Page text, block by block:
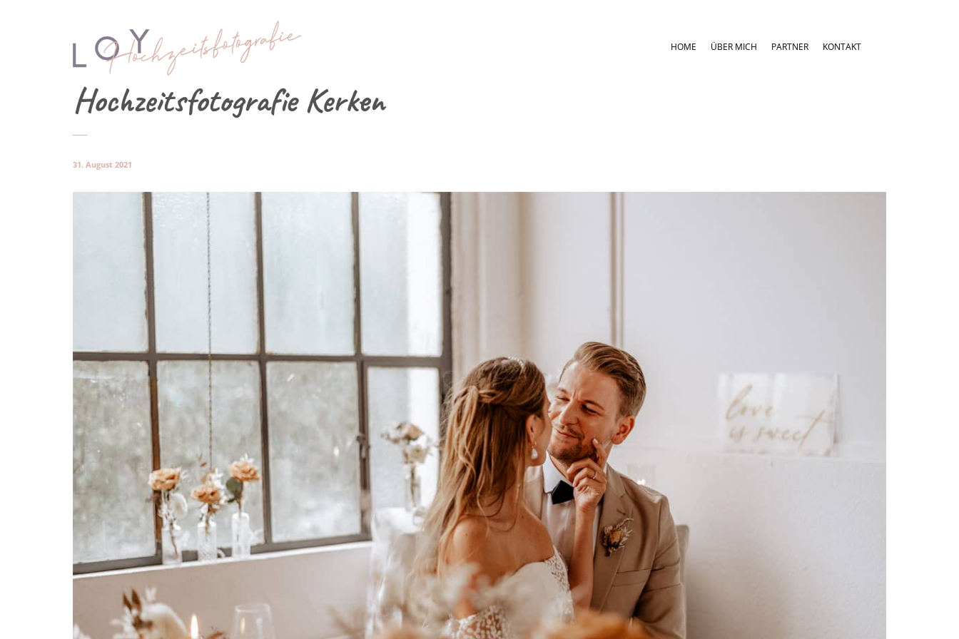
HOME ÜBER MICH PARTNER KONTAKT
Hochzeitsfotografie Kerken
31. August 2021